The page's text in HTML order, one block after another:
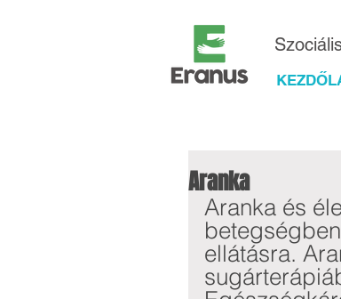
Aranka
Aranka és
ellátásra.